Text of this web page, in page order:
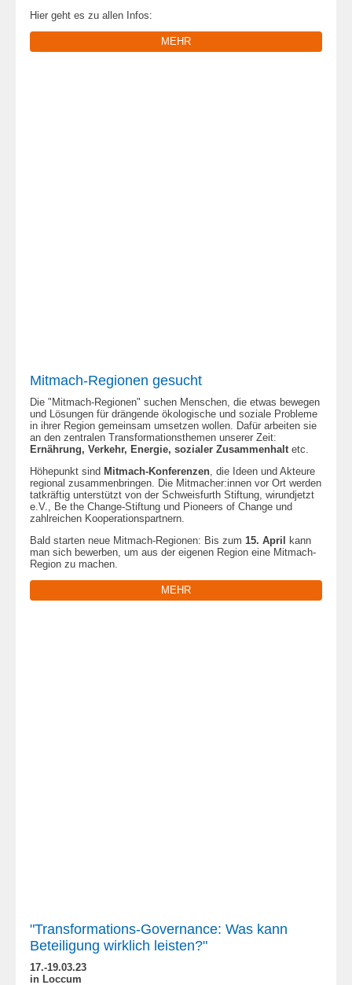
Hier geht es zu allen Infos:
MEHR
Mitmach-Regionen gesucht
Die "Mitmach-Regionen" suchen Menschen, die etwas bewegen
und Lösungen für drängende ökologische und soziale Probleme
in ihrer Region gemeinsam umsetzen wollen. Dafür arbeiten sie
an den zentralen Transformationsthemen unserer Zeit:
Ernährung, Verkehr, Energie, sozialer Zusammenhaltetc.
Höhepunkt sind Mitmach-Konferenzen, die Ideen und Akteure
regional zusammenbringen. Die Mitmacher:innen vor Ort werden
tatkräftig unterstützt von der Schweisfurth Stiftung, wirundjetzt
e.V., Be the Change-Stiftung und Pioneers of Change und
zahlreichen Kooperationspartnern.
Bald starten neue Mitmach-Regionen: Bis zum 15. April
kann
man sich bewerben, um aus der eigenen Region eine Mitmach-
Region zu machen.
MEHR
"Transformations-Governance: Was kann
Beteiligung wirklich leisten?"
17.-19.03.23
in Loccum